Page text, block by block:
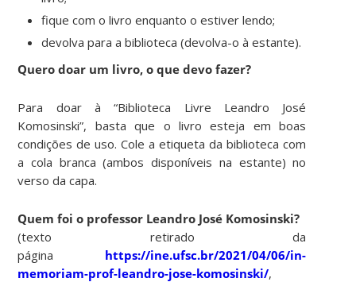
fique com o livro enquanto o estiver lendo;
devolva para a biblioteca (devolva-o à estante).
Quero doar um livro, o que devo fazer?
Para doar à “Biblioteca Livre Leandro José
Komosinski”, basta que o livro esteja em boas
condições de uso. Cole a etiqueta da biblioteca com
a cola branca (ambos disponíveis na estante) no
verso da capa.
Quem foi o professor Leandro José Komosinski?
(texto retirado da
página https://ine.ufsc.br/2021/04/06/in-
memoriam-prof-leandro-jose-komosinski/,